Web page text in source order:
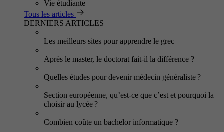
Vie étudiante
Tous les articles
DERNIERS ARTICLES
Les meilleurs sites pour apprendre le grec
Après le master, le doctorat fait-il la différence ?
Quelles études pour devenir médecin généraliste ?
Section européenne, qu’est-ce que c’est et pourquoi la
choisir au lycée ?
Combien coûte un bachelor informatique ?